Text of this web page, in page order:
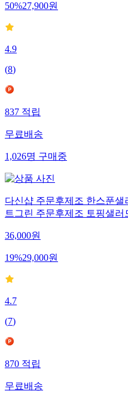
50%27,900원
4.9
(8)
837적립
무료배송
1,026명구매중
다신샵 주문후제조 한스푼샐
트그린 주문후제조 토핑샐러
36,000원
19%29,000원
4.7
(7)
870적립
무료배송